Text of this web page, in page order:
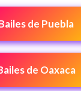
de Puebla
de Oaxaca